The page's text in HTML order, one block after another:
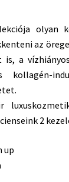
olyan
az
a
2
up